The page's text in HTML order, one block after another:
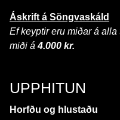
Áskrift á Söngvaskáld
Ef keyptir eru miðar á
miði á4.000 kr.
UPPHITUN
Horfðu og hlustaðu